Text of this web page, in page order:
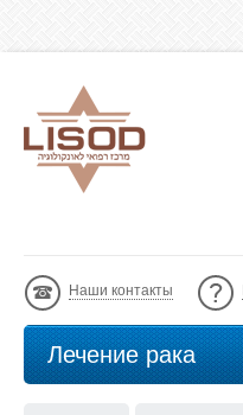
Наши контакты
Лечение рака